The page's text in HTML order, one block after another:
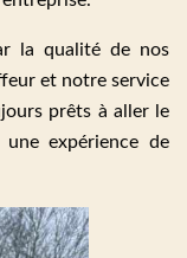
la qualité de nos
et notre service
prêts à aller le
expérience de